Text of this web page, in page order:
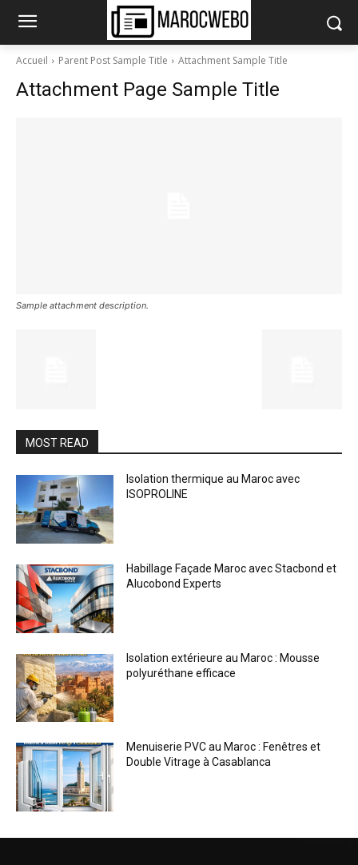
Accueil Parent Post Sample Title Attachment Sample Title
Attachment Page Sample Title
Sample attachment description.
MOST READ
Isolation thermique au Maroc avec
ISOPROLINE
Habillage Façade Maroc avec Stacbond et
Alucobond Experts
Isolation extérieure au Maroc : Mousse
polyuréthane efficace
Menuiserie PVC au Maroc : Fenêtres et
Double Vitrage à Casablanca